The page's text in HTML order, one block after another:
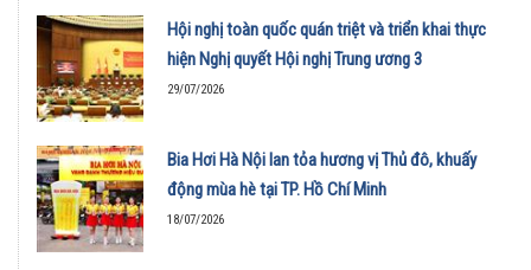
Hội nghị toàn quốc quán triệt và triển khai thực
hiện Nghị quyết Hội nghị Trung ương 3
29/07/2026
Bia Hơi Hà Nội lan tỏa hương vị Thủ đô, khuấy
động mùa hè tại TP. Hồ Chí Minh
18/07/2026